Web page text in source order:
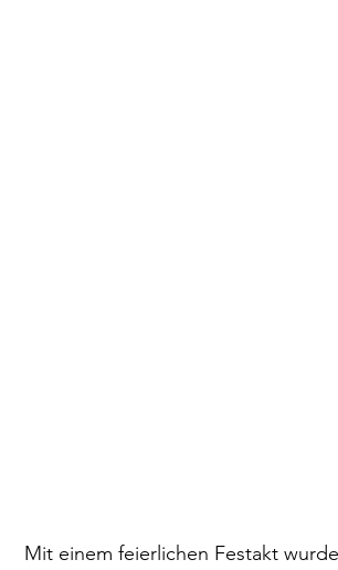
Mit einem feierlichen Festakt